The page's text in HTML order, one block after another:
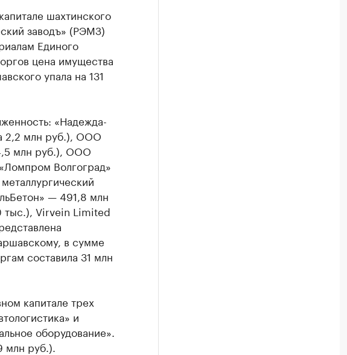
шахтинского
заводъ» (РЭМЗ)
Единого
цена имущества
упала на 131
«Надежда-
2,2 млн руб.), ООО
млн руб.), ООО
Волгоград»
— 491,8 млн
Virvein Limited
в сумме
составила 31 млн
капитале трех
и
оборудование».
руб.).